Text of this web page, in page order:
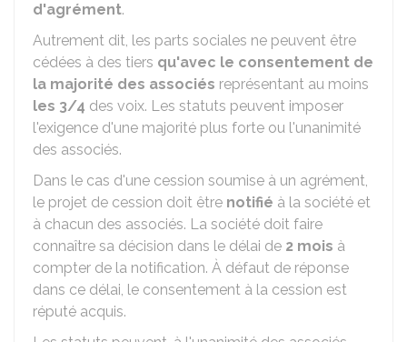
d'agrément.
Autrement dit, les parts sociales ne peuvent être
cédées à des tiers qu'avec le consentement de
la majorité des associés représentant au moins
les 3/4 des voix. Les statuts peuvent imposer
l'exigence d'une majorité plus forte ou l'unanimité
des associés.
Dans le cas d'une cession soumise à un agrément,
le projet de cession doit être notifié à la société et
à chacun des associés. La société doit faire
connaître sa décision dans le délai de 2 mois à
compter de la notification. À défaut de réponse
dans ce délai, le consentement à la cession est
réputé acquis.